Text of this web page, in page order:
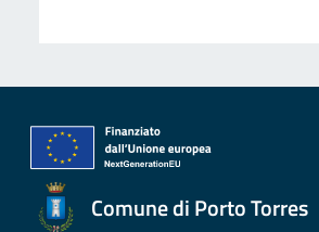
Comune di Porto Torres